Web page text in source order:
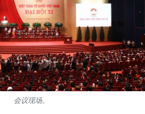
国际
旅游
友谊桥梁
史海
会议现场。